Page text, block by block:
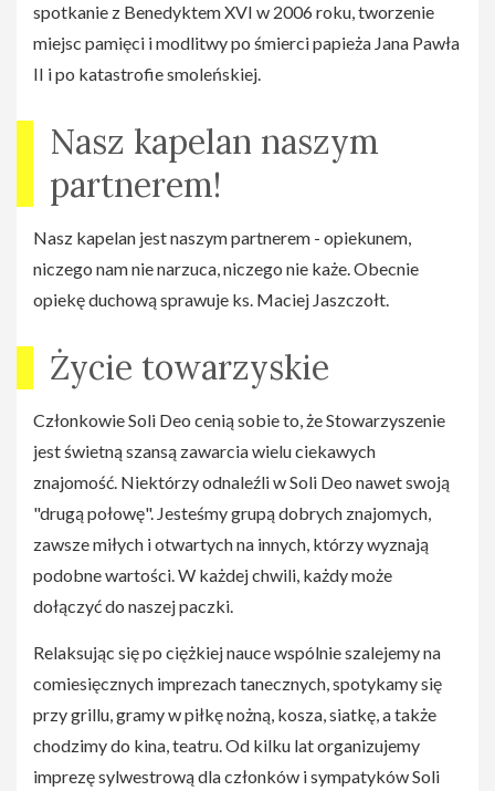
spotkanie z Benedyktem XVI w 2006 roku, tworzenie
miejsc pamięci i modlitwy po śmierci papieża Jana Pawła
II i po katastrofie smoleńskiej.
Nasz kapelan naszym
partnerem!
Nasz kapelan jest naszym partnerem - opiekunem,
niczego nam nie narzuca, niczego nie każe. Obecnie
opiekę duchową sprawuje ks. Maciej Jaszczołt.
Życie towarzyskie
Członkowie Soli Deo cenią sobie to, że Stowarzyszenie
jest świetną szansą zawarcia wielu ciekawych
znajomość. Niektórzy odnaleźli w Soli Deo nawet swoją
"drugą połowę". Jesteśmy grupą dobrych znajomych,
zawsze miłych i otwartych na innych, którzy wyznają
podobne wartości. W każdej chwili, każdy może
dołączyć do naszej paczki.
Relaksując się po ciężkiej nauce wspólnie szalejemy na
comiesięcznych imprezach tanecznych, spotykamy się
przy grillu, gramy w piłkę nożną, kosza, siatkę, a także
chodzimy do kina, teatru. Od kilku lat organizujemy
imprezę sylwestrową dla członków i sympatyków Soli